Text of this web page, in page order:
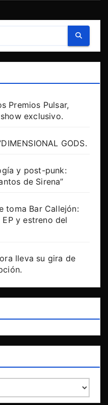
Premios Pulsar,
exclusivo.
GODS.
y post-punk:
de Sirena”
toma Bar Callejón:
y estreno del
lleva su gira de